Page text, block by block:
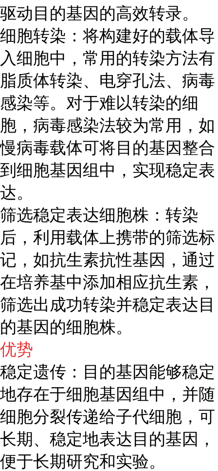
驱动目的基因的高效转录。
细胞转染：将构建好的载体导
入细胞中，常用的转染方法有
脂质体转染、电穿孔法、病毒
感染等。对于难以转染的细
胞，病毒感染法较为常用，如
慢病毒载体可将目的基因整合
到细胞基因组中，实现稳定表
达。
筛选稳定表达细胞株：转染
后，利用载体上携带的筛选标
记，如抗生素抗性基因，通过
在培养基中添加相应抗生素，
筛选出成功转染并稳定表达目
的基因的细胞株。
优势
稳定遗传：目的基因能够稳定
地存在于细胞基因组中，并随
细胞分裂传递给子代细胞，可
长期、稳定地表达目的基因，
便于长期研究和实验。